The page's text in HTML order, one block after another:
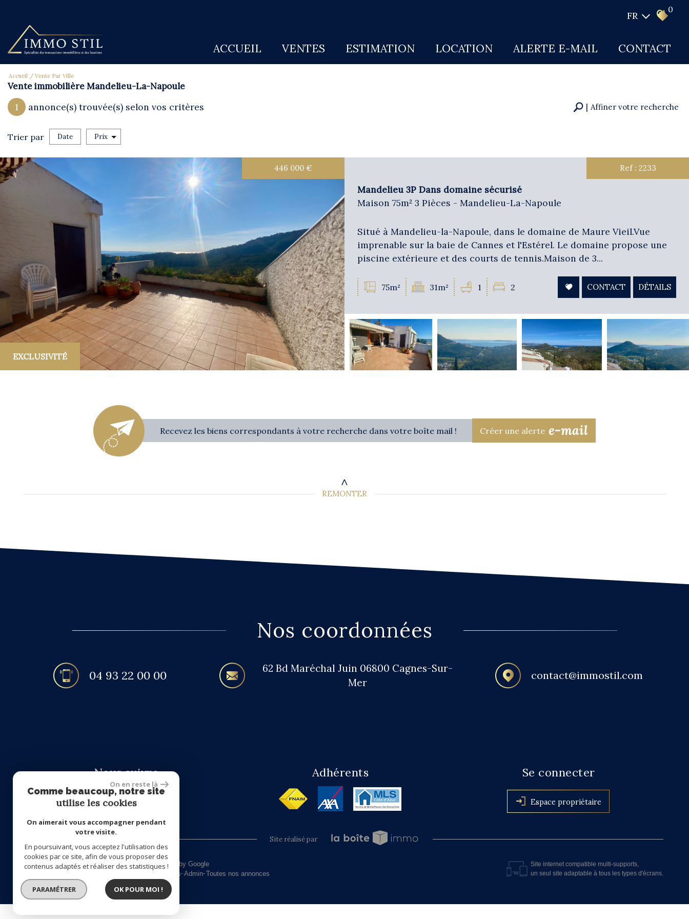
FR
0
ACCUEIL VENTES ESTIMATION LOCATION ALERTE E-MAIL CONTACT
Accueil Vente Par Ville
Vente immobilière Mandelieu-La-Napoule
1 annonce(s) trouvée(s) selon vos critères Affiner votre recherche
Vente
5KM
Critères supplémentaires
Piscine Parking Terrasse
+ de critères
Trier par Date Prix
EXCLUSIVITÉ
446 000 € Ref : 2233
Mandelieu 3P Dans domaine sécurisé
Maison 75m² 3 Pièces - Mandelieu-La-Napoule
Situé à Mandelieu-la-Napoule, dans le domaine de Maure Vieil.Vue
imprenable sur la baie de Cannes et l'Estérel. Le domaine propose une
piscine extérieure et des courts de tennis.Maison de 3...
75m² 31m² 1 2 CONTACT DÉTAILS
Recevez les biens correspondants à votre recherche dans votre boîte mail ! Créer une alerte e-mail
REMONTER
Nos coordonnées
04 93 22 00 00 contact@immostil.com
62 Bd Maréchal Juin06800 Cagnes-Sur-
Mer
Nous suivre Adhérents Se connecter
Espace propriétaire
site réalisé par
© 2026 | Tous droits réservés | Traduction powered by Google
Liens Admin Toutes nos annonces
Site internet compatible multi-supports,
un seul site adaptable à tous les types d'écrans.
On en reste là
Comme beaucoup, notre site
utilise les cookies
On aimerait vous accompagner pendant
votre visite.
En poursuivant, vous acceptez l'utilisation des
cookies par ce site, afin de vous proposer des
contenus adaptés et réaliser des statistiques !
PARAMÉTRER OK POUR MOI !